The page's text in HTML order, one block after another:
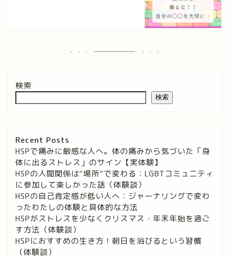
検索
検索
Recent Posts
HSPで痛みに敏感な人へ。体の痛みから気づいた「身
体に出るストレス」のサイン【実体験】
HSPの人間関係は“場所”で変わる：LGBTコミュニティ
に参加して楽しかった話（体験談）
HSPの自己肯定感が低い人へ：ジャーナリングで変わ
ったわたしの体験と具体的な方法
HSPがストレスを少なくクリスマス・年末年始を過ご
す方法（体験談）
HSPにおすすめの生き方！朝日を浴びるという習慣
（体験談）